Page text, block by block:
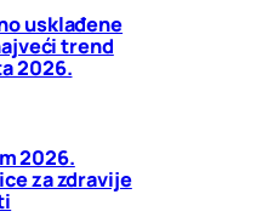
usklađene
trend
2026.
2026.
za zdravije